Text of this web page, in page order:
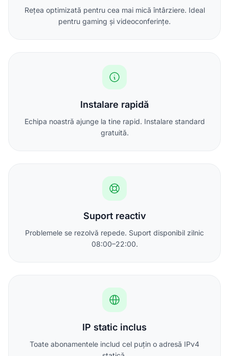
Rețea optimizată pentru cea mai mică întârziere. Ideal
pentru gaming și videoconferințe.
Instalare rapidă
Echipa noastră ajunge la tine rapid. Instalare standard
gratuită.
Suport reactiv
Problemele se rezolvă repede. Suport disponibil zilnic
08:00–22:00.
IP static inclus
Toate abonamentele includ cel puțin o adresă IPv4